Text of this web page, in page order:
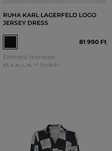
RUHA KARL LAGERFELD LOGO
JERSEY DRESS
81 990 Ft
Elérhető méretek:
XS, S, M L XL +1 további